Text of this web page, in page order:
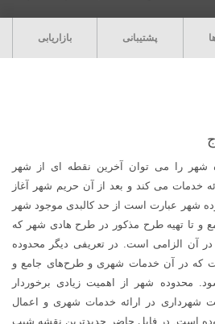
پشتیبانی بازاریابی
شهر را می توان آخرین نقطه ای از شهر
خدمات می کند و بعد از آن حریم شهر آغاز
شهر عبارت است از حد کالبدی موجود شهر
و تا تهیه طرح مذکور در طرح هادی شهر که
آن الزامی است. در تعریفی دیگر محدوده
که در آن خدمات شهری و طرح‌های جامع و
محدوده شهر از اهمیت زیادی برخوردار
شهرداری در ارائه خدمات شهری و اعمال
است. در فایل حاضر جدیدترین نقشه شیپ